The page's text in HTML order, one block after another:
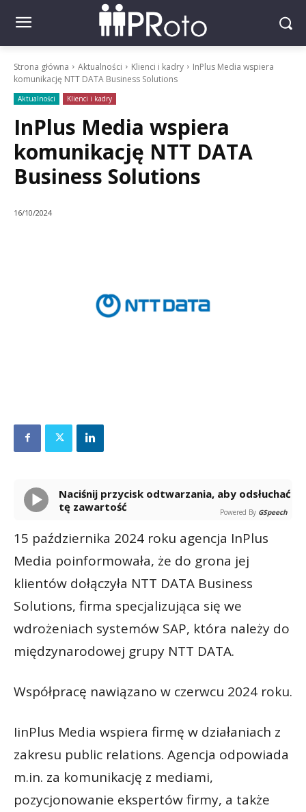
Strona główna Aktualności Klienci i kadry
InPlus Media wspiera
komunikację NTT DATA Business Solutions
Aktualności Klienci i kadry
InPlus Media wspiera
komunikację NTT DATA
Business Solutions
16/10/2024
Naciśnij przycisk odtwarzania, aby odsłuchać
tę zawartość
Powered By GSpeech
15 października 2024 roku agencja InPlus
Media poinformowała, że do grona jej
klientów dołączyła NTT DATA Business
Solutions, firma specjalizująca się we
wdrożeniach systemów SAP, która należy do
międzynarodowej grupy NTT DATA.
Współpracę nawiązano w czerwcu 2024 roku.
IinPlus Media wspiera firmę w działaniach z
zakresu public relations. Agencja odpowiada
m.in. za komunikację z mediami,
pozycjonowanie ekspertów firmy, a także